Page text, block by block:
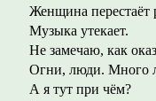
Женщина перестаёт
Музыка утекает.
Не замечаю, как
Огни, люди. Много
А я тут при чём?